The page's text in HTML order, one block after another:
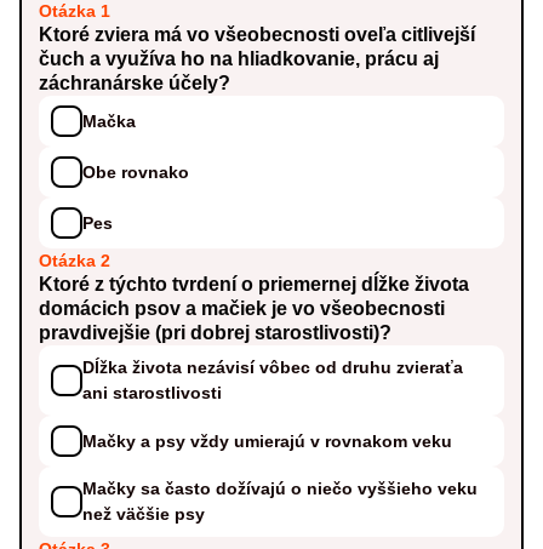
Otázka 1
Ktoré zviera má vo všeobecnosti oveľa citlivejší
čuch a využíva ho na hliadkovanie, prácu aj
záchranárske účely?
Mačka
Obe rovnako
Pes
Otázka 2
Ktoré z týchto tvrdení o priemernej dĺžke života
domácich psov a mačiek je vo všeobecnosti
pravdivejšie (pri dobrej starostlivosti)?
Dĺžka života nezávisí vôbec od druhu zvieraťa
ani starostlivosti
Mačky a psy vždy umierajú v rovnakom veku
Mačky sa často dožívajú o niečo vyššieho veku
než väčšie psy